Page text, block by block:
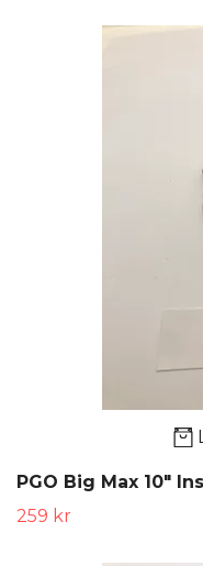
PGO Big Max 10"
259 kr